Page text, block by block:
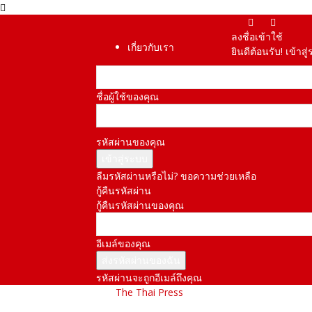
เกี่ยวกับเรา
ลงชื่อเข้าใช้
ยินดีต้อนรับ! เข้า
ชื่อผู้ใช้ของคุณ
รหัสผ่านของคุณ
ลืมรหัสผ่านหรือไม่? ขอความช่วยเหลือ
กู้คืนรหัสผ่าน
กู้คืนรหัสผ่านของคุณ
อีเมล์ของคุณ
รหัสผ่านจะถูกอีเมล์ถึงคุณ
The Thai Press